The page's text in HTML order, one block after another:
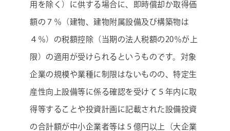
用を除く）に供する場合に、即時償却か取得価
額の７％（建物、建物附属設備及び構築物は
４％）の税額控除（当期の法人税額の20％が上
限）の適用が受けられるというものです。対象
企業の規模や業種に制限はないものの、特定生
産性向上設備等に係る確認を受けて５年内に取
得等することや投資計画に記載された設備投資
の合計額が中小企業者等は５億円以上（大企業